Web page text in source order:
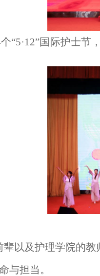
个“5·12”国际护士节
以及护理学院的教
与担当。